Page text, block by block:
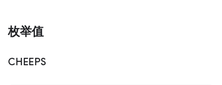
枚举值
CHEEPS